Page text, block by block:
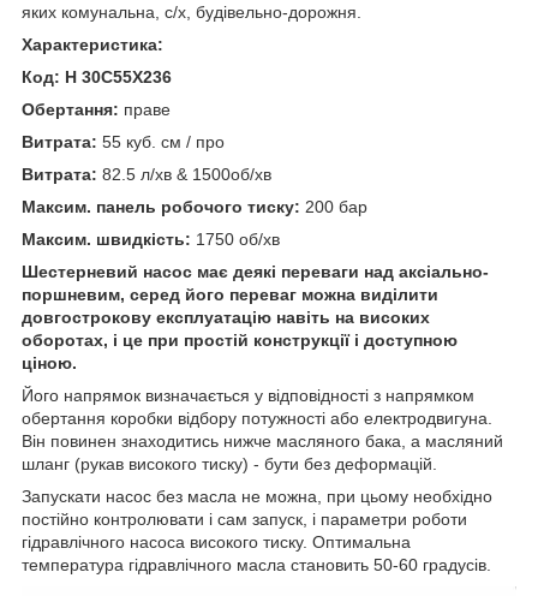
яких комунальна, с/х, будівельно-дорожня.
Характеристика:
Код: H 30C55X236
Обертання: праве
Витрата: 55 куб. см / про
Витрата: 82.5 л/хв & 1500об/хв
Максим. панель робочого тиску: 200 бар
Максим. швидкість: 1750 об/хв
Шестерневий насос має деякі переваги над аксіально-
поршневим, серед його переваг можна виділити
довгострокову експлуатацію навіть на високих
оборотах, і це при простій конструкції і доступною
ціною.
Його напрямок визначається у відповідності з напрямком
обертання коробки відбору потужності або електродвигуна.
Він повинен знаходитись нижче масляного бака, а масляний
шланг (рукав високого тиску) - бути без деформацій.
Запускати насос без масла не можна, при цьому необхідно
постійно контролювати і сам запуск, і параметри роботи
гідравлічного насоса високого тиску. Оптимальна
температура гідравлічного масла становить 50-60 градусів.